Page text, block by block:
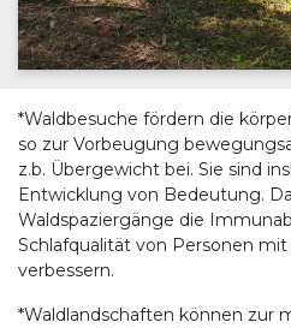
*Waldbesuche fördern die
so zur Vorbeugung
z.b. Übergewicht bei. Sie sind
Entwicklung von Bedeutung.
Waldspaziergänge die
Schlafqualität von Personen
verbessern.
*Waldlandschaften können zur